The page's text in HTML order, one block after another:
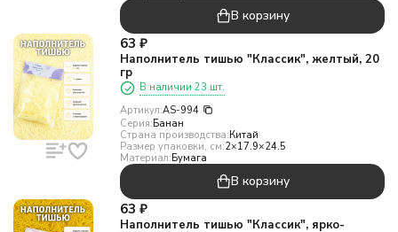
В корзину
63 ₽
Наполнитель тишью "Классик", желтый, 20
гр
В наличии 23 шт.
Артикул:AS-994
Серия:Банан
Страна производства:Китай
Размер упаковки, см:2×17.9×24.5
Материал:Бумага
В корзину
63 ₽
Наполнитель тишью "Классик", ярко-